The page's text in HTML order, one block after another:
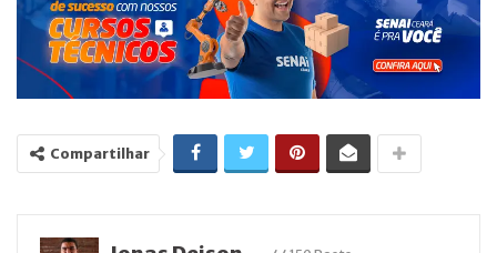
Compartilhar